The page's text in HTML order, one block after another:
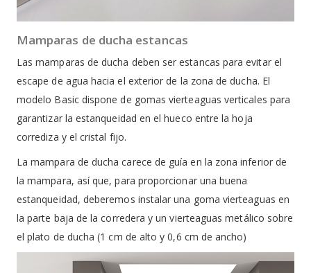
Mamparas de ducha estancas
Las mamparas de ducha deben ser estancas para evitar el
escape de agua hacia el exterior de la zona de ducha. El
modelo Basic dispone de gomas vierteaguas verticales para
garantizar la estanqueidad en el hueco entre la hoja
corrediza y el cristal fijo.
La mampara de ducha carece de guía en la zona inferior de
la mampara, así que, para proporcionar una buena
estanqueidad, deberemos instalar una goma vierteaguas en
la parte baja de la corredera y un vierteaguas metálico sobre
el plato de ducha (1 cm de alto y 0,6 cm de ancho)